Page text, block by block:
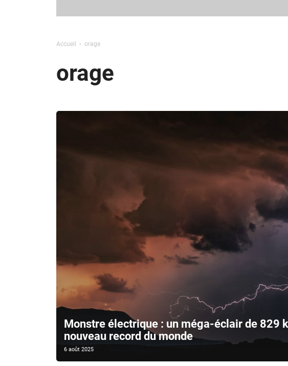
Accueil orage
orage
Monstre électrique : un méga-éclair de 829
nouveau record du monde
6 août 2025